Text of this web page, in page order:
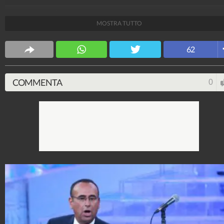
9.455 video-76.076 foto
MOSTRA TUTTO
62
COMMENTA 0